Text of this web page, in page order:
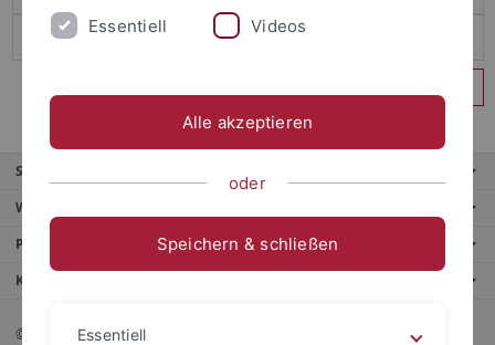
Service
Weitere Angebote
Portale
Kontaktinfo
© 2026 Eberhard Karls Universität Tübingen, Tübingen
Essentiell Videos
Alle akzeptieren
oder
Speichern & schließen
Essentiell